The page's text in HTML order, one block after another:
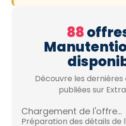
88
Découvre les
publiées sur
Chargement de l'offre...
Préparation des détails de